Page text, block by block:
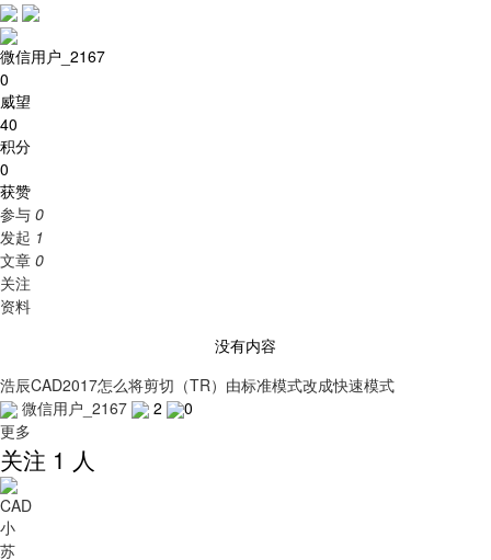
微信用户_2167
0
威望
40
积分
0
获赞
参与 0
发起 1
文章 0
关注
资料
没有内容
浩辰CAD2017怎么将剪切（TR）由标准模式改成快速模式
微信用户_2167
2
0
更多
关注 1 人